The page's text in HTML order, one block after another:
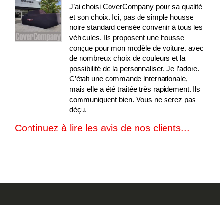
J’ai choisi CoverCompany pour sa qualité
et son choix. Ici, pas de simple housse
noire standard censée convenir à tous les
véhicules. Ils proposent une housse
conçue pour mon modèle de voiture, avec
de nombreux choix de couleurs et la
possibilité de la personnaliser. Je l’adore.
C’était une commande internationale,
mais elle a été traitée très rapidement. Ils
communiquent bien. Vous ne serez pas
déçu.
Continuez à lire les avis de nos clients...